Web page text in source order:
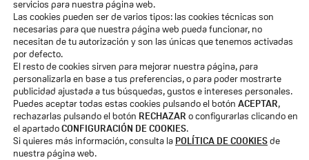
servicios para nuestra página web.
Las cookies pueden ser de varios tipos: las cookies técnicas son
necesarias para que nuestra página web pueda funcionar, no
necesitan de tu autorización y son las únicas que tenemos activadas
por defecto.
El resto de cookies sirven para mejorar nuestra página, para
personalizarla en base a tus preferencias, o para poder mostrarte
publicidad ajustada a tus búsquedas, gustos e intereses personales.
Puedes aceptar todas estas cookies pulsando el botón ACEPTAR,
rechazarlas pulsando el botón RECHAZAR o configurarlas clicando en
el apartadoCONFIGURACIÓN DE COOKIES.
Si quieres más información, consulta la POLÍTICA DE COOKIESde
nuestra página web.